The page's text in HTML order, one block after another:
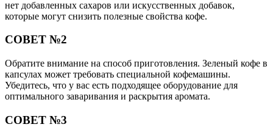
нет добавленных сахаров или искусственных добавок,
которые могут снизить полезные свойства кофе.
СОВЕТ №2
Обратите внимание на способ приготовления. Зеленый кофе в
капсулах может требовать специальной кофемашины.
Убедитесь, что у вас есть подходящее оборудование для
оптимального заваривания и раскрытия аромата.
СОВЕТ №3